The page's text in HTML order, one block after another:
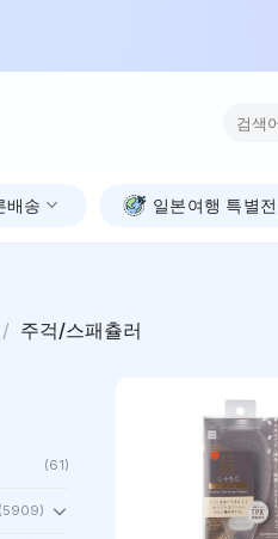
색:
배송 일본여행 특별전
/ 주걱/스패츌러
(61)
(5909)